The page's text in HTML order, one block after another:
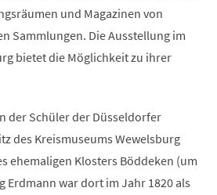
und Magazinen von
Sammlungen. Die Ausstellung im
bietet die Möglichkeit zu ihrer
der Schüler der Düsseldorfer
des Kreismuseums Wewelsburg
ehemaligen Klosters Böddeken (um
Erdmann war dort im Jahr 1820 als